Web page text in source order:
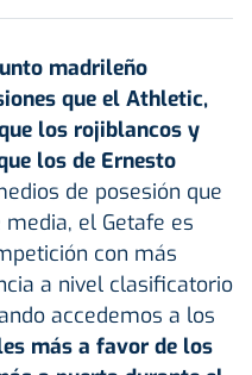
madrileño
que el Athletic,
los rojiblancos y
los de Ernesto
de posesión que
el Getafe es
con más
a nivel clasificatorio
accedemos a los
más a favor de los